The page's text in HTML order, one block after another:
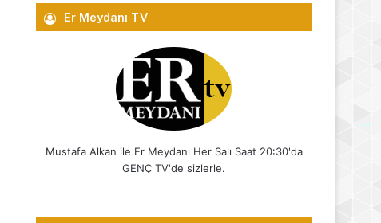
Er Meydanı TV
Mustafa Alkan ile Er Meydanı Her Salı Saat 20:30'da
GENÇ TV'de sizlerle.